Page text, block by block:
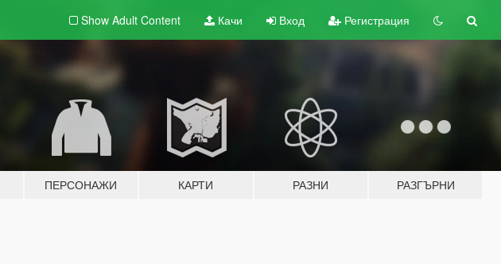
Show Adult Content Качи Вход Регистрация
ПЕРСОНАЖИ КАРТИ РАЗНИ РАЗГЪРНИ